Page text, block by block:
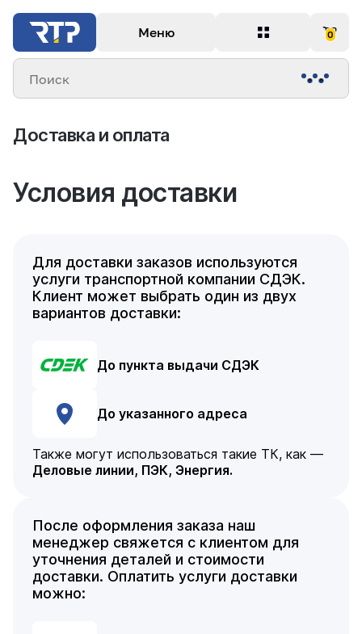
Меню 0
Поиск
Доставка и оплата
Условия доставки
Для доставки заказов используются
услуги транспортной компании СДЭК.
Клиент может выбрать один из двух
вариантов доставки:
До пункта выдачи СДЭК
До указанного адреса
Также могут использоваться такие ТК, как —
Деловые линии, ПЭК, Энергия.
После оформления заказа наш
менеджер свяжется с клиентом для
уточнения деталей и стоимости
доставки. Оплатить услуги доставки
можно: